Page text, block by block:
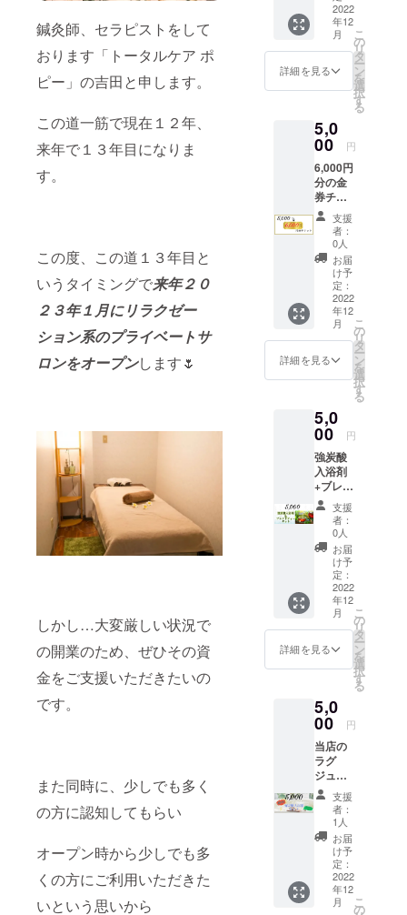
鍼灸師、セラピストをして
おります「トータルケア ポ
ピー」の吉田と申します。
この道一筋で現在１２年、
来年で１３年目になりま
す。
この度、この道１３年目と
いうタイミングで来年２０
２３年１月にリラクゼー
ション系のプライベートサ
ロンをオープンします🌷
しかし…大変厳しい状況で
の開業のため、ぜひその資
金をご支援いただきたいの
です。
また同時に、少しでも多く
の方に認知してもらい
オープン時から少しでも多
くの方にご利用いただきた
いという思いから
下さる
心優し
き方。
感謝の
お手紙
を、
とーー
も心を
込め
て！書
かせて
頂き、
お送り
いたし
ます♡
また、
ささや
かです
が感謝
の気持
ちを込
めて、“
ブレン
ド
しま
す。
※「ブレ
ンド
ティー
」は市
販され
ていな
ティー
バッグ
タイプ
のお茶
です。
・18種
類の野
草や穀
料や酸
化防止
剤の合
成ビタ
ミンな
どが
入って
いない
無添
加。ノ
ンカ
フェイ
ンでお
子様か
らお年
2022
年12
月
詳細を見る
こ
の
リ
タ
ー
ン
を
選
択
す
る
5,0
00 円
6,000円
分の金
券チ
ケット
(1,000
円お得)
・3,000
円チ
ケット
×2枚
※当店で
のみご
利用い
ただけ
る金券
チケッ
す。 ※
どの
コース
にもお
使い頂
けます♪
※一度に
まとめ
てお使
い頂け
ます
が、お
釣りは
出ませ
ん。ま
た、差
額があ
頂きま
す。ご
了承く
ださ
い。 ※
換金で
きませ
ん。 ※
譲渡可
能。プ
レゼン
トとし
てもぜ
ひご利
用下さ
支援
者：
0人
お届
け予
定：
2022
年12
月
詳細を見る
こ
の
リ
タ
ー
ン
を
選
択
す
る
5,0
00 円
強炭酸
入浴剤
+ブレン
ド
ティー
(2種)の
セット
当店で
提供予
定の強
炭酸入
浴剤と
ブレン
ド
ティー
のセッ
す。
〈強炭
酸入浴
剤〉 従
来の入
浴剤や
足湯と
しては
もちろ
ん、入
浴が辛
い方、
足裏の
汚れが
気にな
支援
者：
0人
お届
け予
定：
2022
年12
月
詳細を見る
こ
の
リ
タ
ー
ン
を
選
択
す
る
5,0
00 円
当店の
ラグ
ジュア
リー
コース
「ポ
ピーケ
アオイ
ルト
リート
メント
コー
支援
者：
1人
お届
け予
定：
2022
年12
月
こ
の